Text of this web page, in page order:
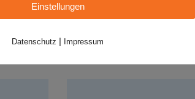
Bands
Einstellungen
Datenschutz | Impressum